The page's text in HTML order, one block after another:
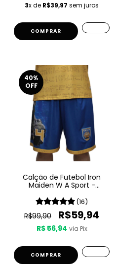
3x de R$39,97 sem juros
COMPRAR
40%
OFF
Calção de Futebol Iron
Maiden W A Sport -
(16)
R$99,90 R$59,94
R$ 56,94 via Pix
COMPRAR